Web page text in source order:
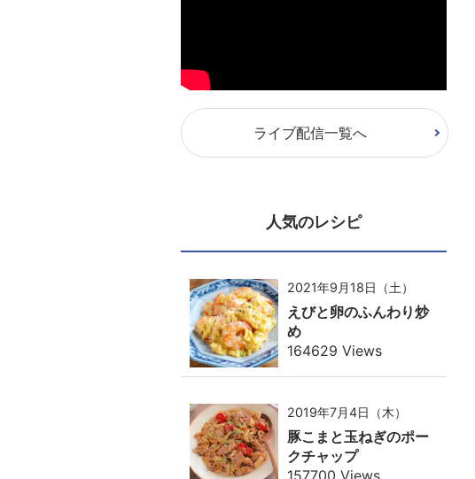
ライブ配信一覧へ
人気のレシピ
2021年9月18日（土）
えびと卵のふんわり炒
め
164629 Views
2019年7月4日（木）
豚こまと玉ねぎのポー
クチャップ
157700 Views